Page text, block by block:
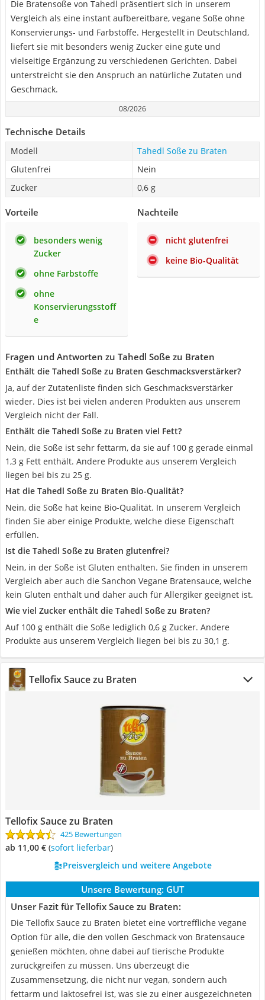
Die Bratensoße von Tahedl präsentiert sich in unserem
Vergleich als eine instant aufbereitbare, vegane Soße ohne
Konservierungs- und Farbstoffe. Hergestellt in Deutschland,
liefert sie mit besonders wenig Zucker eine gute und
vielseitige Ergänzung zu verschiedenen Gerichten. Dabei
unterstreicht sie den Anspruch an natürliche Zutaten und
Geschmack.
08/2026
Technische Details
Modell
Tahedl Soße zu Braten
Glutenfrei
Nein
Zucker
0,6 g
Vorteile
besonders wenig
Zucker
ohne Farbstoffe
ohne
Konservierungsstoff
e
Nachteile
nicht glutenfrei
keine Bio-Qualität
Fragen und Antworten zu Tahedl Soße zu Braten
Enthält die Tahedl Soße zu Braten Geschmacksverstärker?
Ja, auf der Zutatenliste finden sich Geschmacksverstärker
wieder. Dies ist bei vielen anderen Produkten aus unserem
Vergleich nicht der Fall.
Enthält die Tahedl Soße zu Braten viel Fett?
Nein, die Soße ist sehr fettarm, da sie auf 100 g gerade einmal
1,3 g Fett enthält. Andere Produkte aus unserem Vergleich
liegen bei bis zu 25 g.
Hat die Tahedl Soße zu Braten Bio-Qualität?
Nein, die Soße hat keine Bio-Qualität. In unserem Vergleich
finden Sie aber einige Produkte, welche diese Eigenschaft
erfüllen.
Ist die Tahedl Soße zu Braten glutenfrei?
Nein, in der Soße ist Gluten enthalten. Sie finden in unserem
Vergleich aber auch die Sanchon Vegane Bratensauce, welche
kein Gluten enthält und daher auch für Allergiker geeignet ist.
Wie viel Zucker enthält die Tahedl Soße zu Braten?
Auf 100 g enthält die Soße lediglich 0,6 g Zucker. Andere
Produkte aus unserem Vergleich liegen bei bis zu 30,1 g.
Tellofix Sauce zu Braten
Tellofix Sauce zu Braten
425 Bewertungen
ab 11,00 € ( Sofort lieferbar)
Preisvergleich und weitere Angebote
Unsere Bewertung: GUT
Unser Fazit für Tellofix Sauce zu Braten:
Die Tellofix Sauce zu Braten bietet eine vortreffliche vegane
Option für alle, die den vollen Geschmack von Bratensauce
genießen möchten, ohne dabei auf tierische Produkte
zurückgreifen zu müssen. Uns überzeugt die
Zusammensetzung, die nicht nur vegan, sondern auch
fettarm und laktosefrei ist, was sie zu einer ausgezeichneten